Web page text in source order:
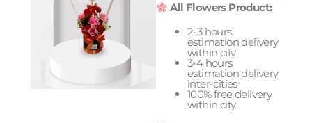
All Flowers Product:
2-3 hours
estimation delivery
within city
3-4 hours
estimation delivery
inter-cities
100% free delivery
within city